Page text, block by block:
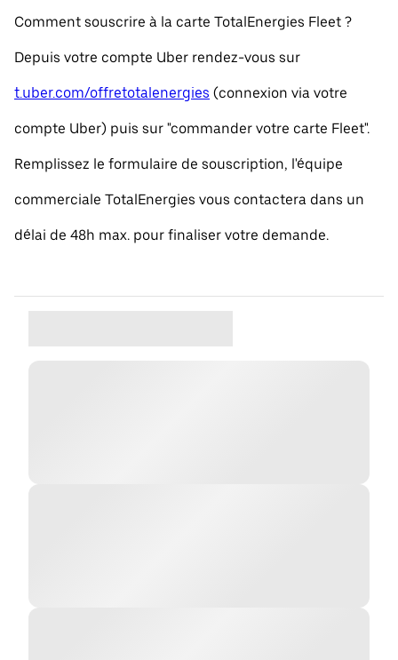
Comment souscrire à la carte TotalEnergies Fleet ?
Depuis votre compte Uber rendez-vous sur
t.uber.com/offretotalenergies (connexion via votre
compte Uber) puis sur "commander votre carte Fleet".
Remplissez le formulaire de souscription, l'équipe
commerciale TotalEnergies vous contactera dans un
délai de 48h max. pour finaliser votre demande.